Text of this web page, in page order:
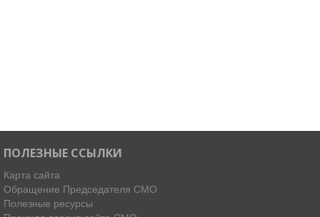
ЮРИДИЧЕСКИЙ СОВЕТ
Новости юридического совета
ПОЛЕЗНЫЕ ССЫЛКИ
Карта сайта
Обращение Председателя СМО
Полезные ресурсы